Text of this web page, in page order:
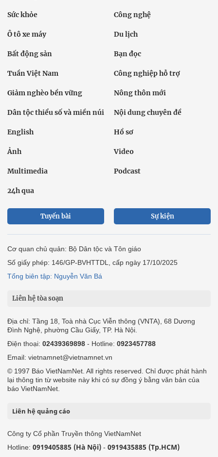
Sức khỏe Công nghệ
Ô tô xe máy Du lịch
Bất động sản Bạn đọc
Tuần Việt Nam Công nghiệp hỗ trợ
Giảm nghèo bền vững Nông thôn mới
Dân tộc thiểu số và miền núi Nội dung chuyên đề
English Hồ sơ
Ảnh Video
Multimedia Podcast
24h qua
Tuyến bài Sự kiện
Cơ quan chủ quản: Bộ Dân tộc và Tôn giáo
Số giấy phép: 146/GP-BVHTTDL, cấp ngày 17/10/2025
Tổng biên tập: Nguyễn Văn Bá
Liên hệ tòa soạn
Địa chỉ: Tầng 18, Toà nhà Cục Viễn thông (VNTA), 68 Dương
Đình Nghệ, phường Cầu Giấy, TP. Hà Nội.
Điện thoại: 02439369898 - Hotline: 0923457788
Email: vietnamnet@vietnamnet.vn
© 1997 Báo VietNamNet. All rights reserved. Chỉ được phát hành
lại thông tin từ website này khi có sự đồng ý bằng văn bản của
báo VietNamNet.
Liên hệ quảng cáo
Công ty Cổ phần Truyền thông VietNamNet
Hotline: 0919405885 (Hà Nội) - 0919435885 (Tp.HCM)